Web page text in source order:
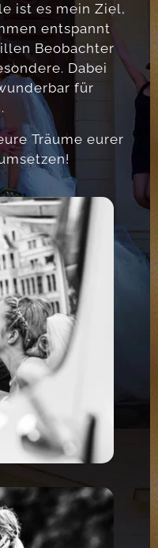
ist es mein Ziel,
entspannt
Beobachter
Dabei
für
Träume eurer